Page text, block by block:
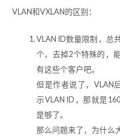
VLAN和VXLAN的区别：
VLAN ID数量限制，总
个，去掉2个特殊的，
有这些个客户吧。
但是作者说了，VLAN
示VLAN ID，那就是
是够了。
那么问题来了，为什么